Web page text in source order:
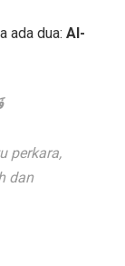
ada dua: Al-
perkara,
dan